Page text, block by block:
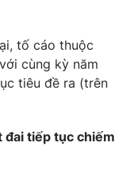
tố cáo thuộc
cùng kỳ năm
tiêu đề ra (trên
đai tiếp tục chiếm